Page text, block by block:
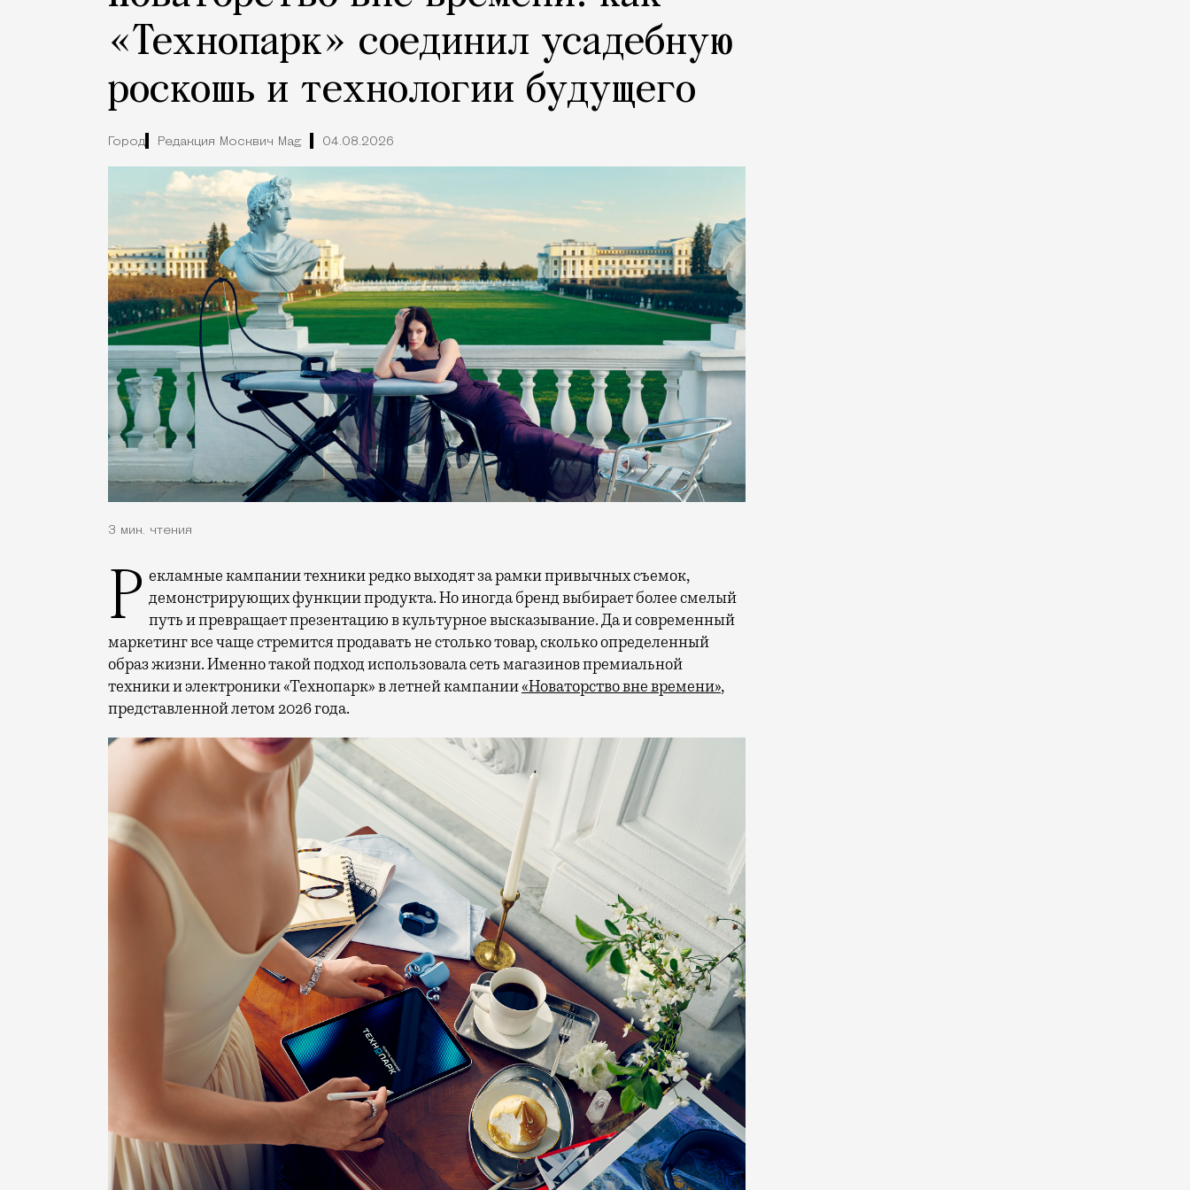
«Технопарк» соединил усадебную
роскошь и технологии будущего
Город Редакция Москвич Mag 04.08.2026
3 мин. чтения
Рекламные кампании техники редко выходят за рамки привычных съемок, демонстрирующих функции продукта. Но иногда бренд выбирает более смелый
путь и превращает презентацию в культурное высказывание. Да и современный
маркетинг все чаще стремится продавать не столько товар, сколько определенный
образ жизни. Именно такой подход использовала сеть магазинов премиальной
техники и электроники «Технопарк» в летней кампании«Новаторство вне времени»,
представленной летом 2026 года.